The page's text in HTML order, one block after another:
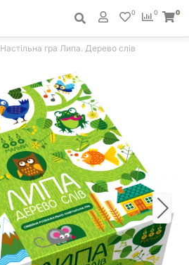
0
0 0
Настільна гра Липа. Дерево слів